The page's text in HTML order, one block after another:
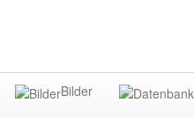
Bilder